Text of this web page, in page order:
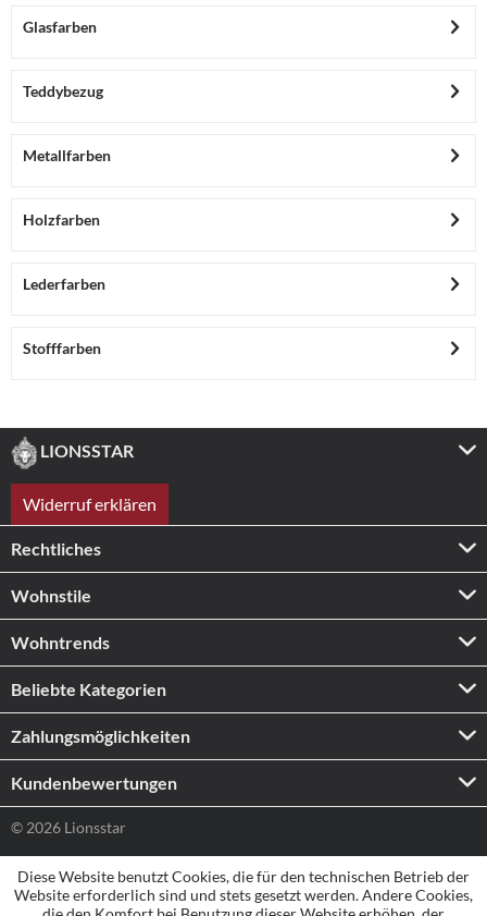
Glasfarben
Teddybezug
Metallfarben
Holzfarben
Lederfarben
Stofffarben
LIONSSTAR
Widerruf erklären
Rechtliches
Wohnstile
Wohntrends
Beliebte Kategorien
Zahlungs­möglichkeiten
Kundenbewertungen
© 2026 Lionsstar
Diese Website benutzt Cookies, die für den technischen Betrieb der
Website erforderlich sind und stets gesetzt werden. Andere Cookies,